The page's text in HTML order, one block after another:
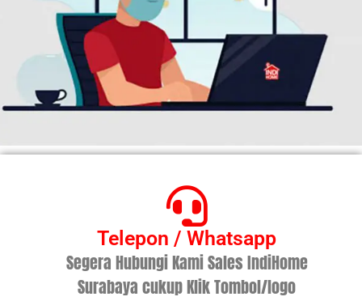
Telepon / Whatsapp
Segera Hubungi Kami Sales IndiHome
Surabaya cukup Klik Tombol/logo